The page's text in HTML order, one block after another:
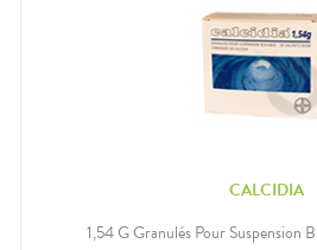
CALCIDIA
1,54 G Granulés Pour Suspension